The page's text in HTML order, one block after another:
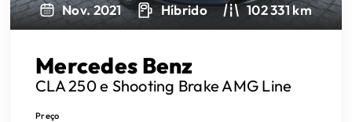
Nov. 2021 Híbrido 102 331 km
Mercedes Benz
CLA 250e Shooting Brake AMG Line
Preço